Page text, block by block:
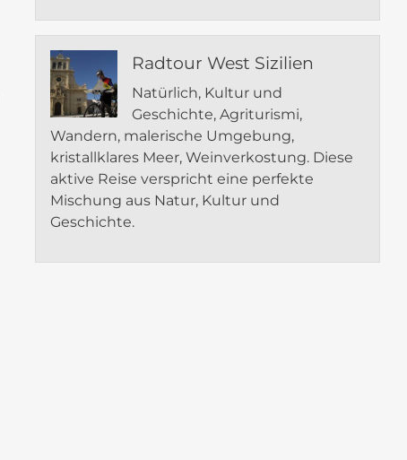
Radtour West Sizilien
Natürlich, Kultur und
Geschichte, Agriturismi,
Wandern, malerische Umgebung,
kristallklares Meer, Weinverkostung. Diese
aktive Reise verspricht eine perfekte
Mischung aus Natur, Kultur und
Geschichte.